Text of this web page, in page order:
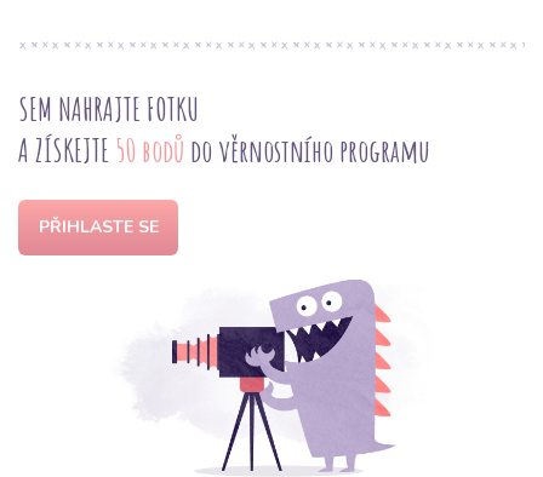
SEM NAHRAJTE FOTKU
A ZÍSKEJTE 50 bodů do věrnostního programu
PŘIHLASTE SE